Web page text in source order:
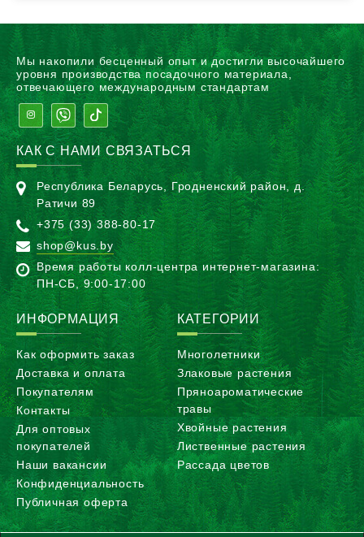
Мы накопили бесценный опыт и достигли высочайшего
уровня производства посадочного материала,
отвечающего международным стандартам
КАК С НАМИ СВЯЗАТЬСЯ
Республика Беларусь, Гродненский район, д.
Ратичи 89
+375 (33) 388-80-17
shop@kus.by
Время работы колл-центра интернет-магазина:
ПН-CБ, 9:00-17:00
ИНФОРМАЦИЯ
Как оформить заказ
Доставка и оплата
Покупателям
Контакты
Для оптовых
покупателей
Наши вакансии
Конфиденциальность
Публичная оферта
КАТЕГОРИИ
Многолетники
Злаковые растения
Пряноароматические
травы
Хвойные растения
Лиственные растения
Рассада цветов